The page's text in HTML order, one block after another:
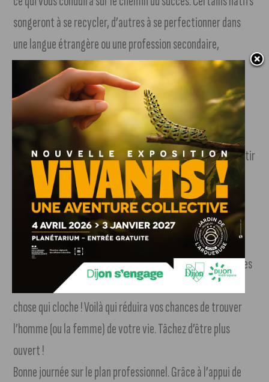
songeront à se recycler, d’autres à se perfectionner dans
une langue étrangère ou une profession secondaire,
d’appoint. Bonne journée pour les interprètes, les
journalistes ainsi que les intellectuels du signe.
Scorpion
Pour être heureux en ménage, vous devrez absolument sortir
de votre réserve et dialoguer avec votre conjoint ou
partenaire, au lieu de ruminer vos griefs sans qu’il sache
jamais vraiment pourquoi vous lui en voulez. Autrement,
l’incompréhension risque de s’installer dans votre couple.
Célibataire, vous serez très sélectif, et même les personnes
les plus séduisantes auront, à vos yeux, un petit quelque
chose qui cloche ! Voilà qui réduira vos chances de trouver
l’homme (ou la femme) de votre vie. Tâchez d’être plus
ouvert !
Bonne journée sur le plan professionnel. Grâce à l’appui de